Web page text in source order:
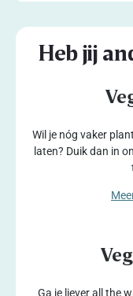
Heb jij
Wil je nóg vaker
laten? Duik dan in
Ga je liever all the